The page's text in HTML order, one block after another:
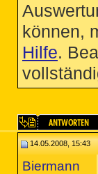
können,
Hilfe.
14.05.2008, 15:43
Biermann